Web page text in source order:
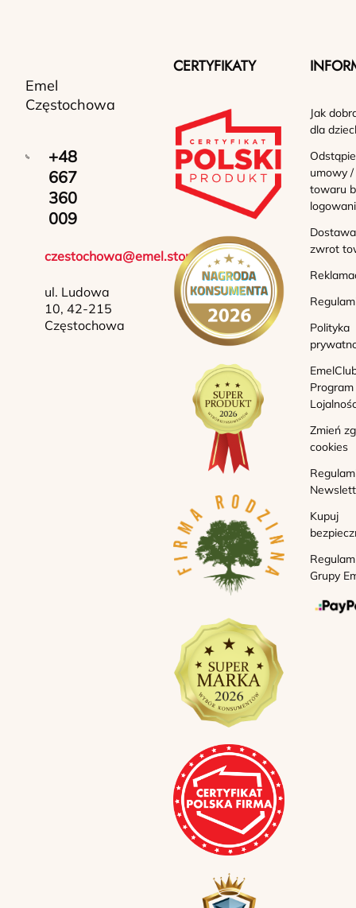
Emel
Częstochowa
+48
667
360
009
czestochowa@emel.store
ul. Ludowa
10, 42-215
Częstochowa
CERTYFIKATY
Jak
dla
umowy
towaru
zwrot
Polityka
Program
Zmień
cookies
Kupuj
Grupy